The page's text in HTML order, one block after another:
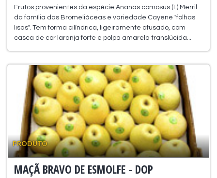
Frutos provenientes da espécie Ananas comosus (L) Merril
da família das Bromeliáceas e variedade Cayene "folhas
lisas". Tem forma cilíndrica, ligeiramente afusado, com
casca de cor laranja forte e polpa amarela translúcida...
PRODUTO
MAÇÃ BRAVO DE ESMOLFE - DOP